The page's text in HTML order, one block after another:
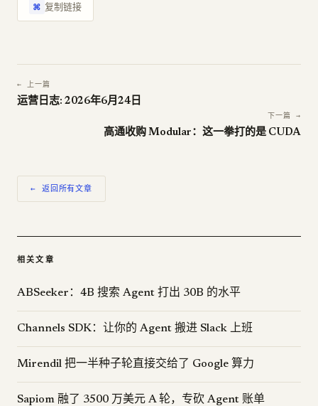
⌘ 复制链接
← 上一篇
运营日志: 2026年6月24日
下一篇 →
高通收购 Modular：这一拳打的是 CUDA
← 返回所有文章
相关文章
ABSeeker：4B 搜索 Agent 打出 30B 的水平
Channels SDK：让你的 Agent 搬进 Slack 上班
Mirendil 把一半种子轮直接交给了 Google 算力
Sapiom 融了 3500 万美元 A 轮，专砍 Agent 账单